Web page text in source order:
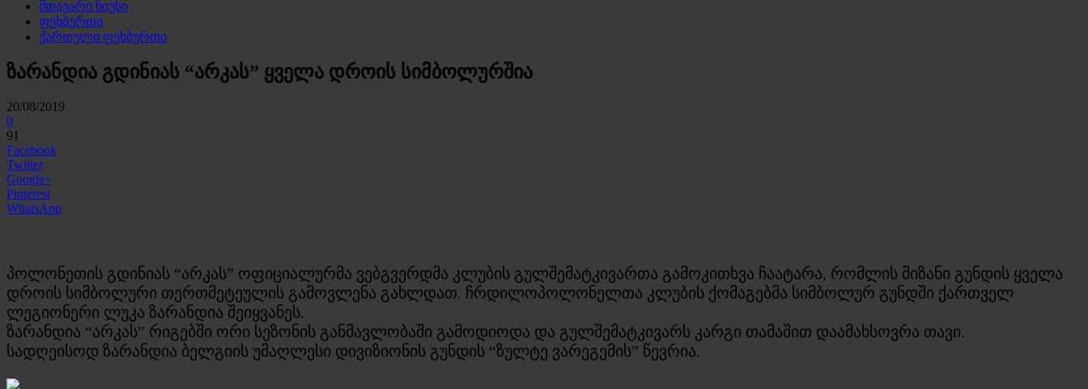
მთავარი ნიუსი
ფეხბურთი
ქართული ფეხბურთი
ზარანდია გდინიას “არკას” ყველა დროის სიმბოლურშია
20/08/2019
0
91
Facebook
Twitter
Google+
Pinterest
WhatsApp
პოლონეთის გდინიას “არკას” ოფიციალურმა ვებგვერდმა კლუბის გულშემატკივართა გამოკითხვა ჩაატარა, რომლის მიზანი გუნდის ყველა
დროის სიმბოლური თერთმეტეულის გამოვლენა გახლდათ. ჩრდილოპოლონელთა კლუბის ქომაგებმა სიმბოლურ გუნდში ქართველ
ლეგიონერი ლუკა ზარანდია შეიყვანეს.
ზარანდია “არკას” რიგებში ორი სეზონის განმავლობაში გამოდიოდა და გულშემატკივარს კარგი თამაშით დაამახსოვრა თავი.
სადღეისოდ ზარანდია ბელგიის უმაღლესი დივიზიონის გუნდის “ზულტე ვარეგემის” წევრია.